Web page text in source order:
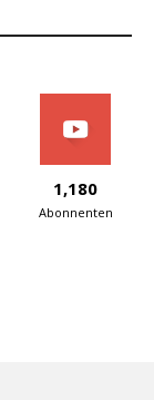
1,180
Abonnenten